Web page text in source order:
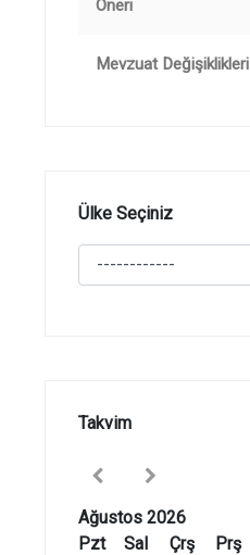
Öneri
Mevzuat Değişiklikleri
Ülke Seçiniz
Takvim
Ağustos 2026
Pzt
Sal Çrş Prş